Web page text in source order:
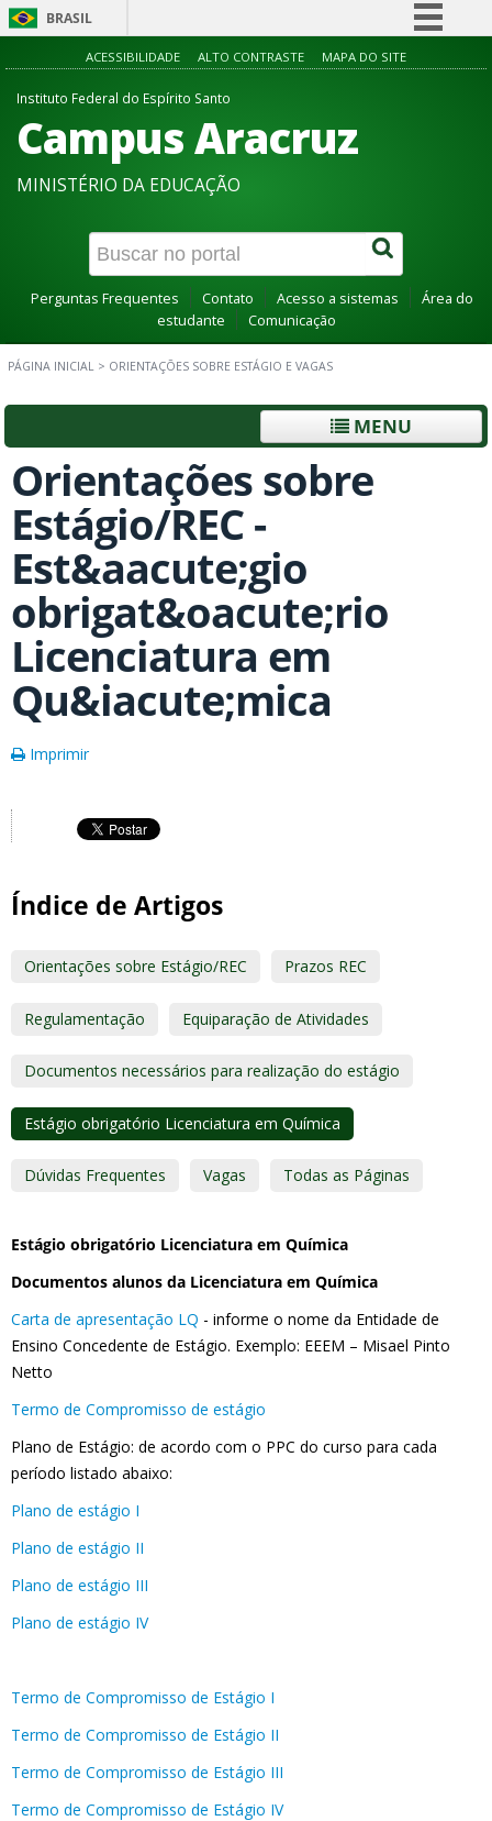
BRASIL
Simplifique!
Acesso à informação
Canais
ACESSIBILIDADE ALTO CONTRASTE MAPA DO SITE
Instituto Federal do Espírito Santo
Campus Aracruz
MINISTÉRIO DA EDUCAÇÃO
Perguntas Frequentes Contato Acesso a sistemas
Área do
estudante
Comunicação
PÁGINA INICIAL > ORIENTAÇÕES SOBRE ESTÁGIO E VAGAS
MENU
Orientações sobre
Estágio/REC -
Est&aacute;gio
obrigat&oacute;rio
Licenciatura em
Qu&iacute;mica
Imprimir
Índice de Artigos
Orientações sobre Estágio/REC Prazos REC
Regulamentação Equiparação de Atividades
Documentos necessários para realização do estágio
Estágio obrigatório Licenciatura em Química
Dúvidas Frequentes Vagas Todas as Páginas
Estágio obrigatório Licenciatura em Química
Documentos alunos da Licenciatura em Química
Carta de apresentação LQ - informe o nome da Entidade de
Ensino Concedente de Estágio. Exemplo: EEEM – Misael Pinto
Netto
Termo de Compromisso de estágio
Plano de Estágio: de acordo com o PPC do curso para cada
período listado abaixo:
Plano de estágio I
Plano de estágio II
Plano de estágio III
Plano de estágio IV
Termo de Compromisso de Estágio I
Termo de Compromisso de Estágio II
Termo de Compromisso de Estágio III
Termo de Compromisso de Estágio IV